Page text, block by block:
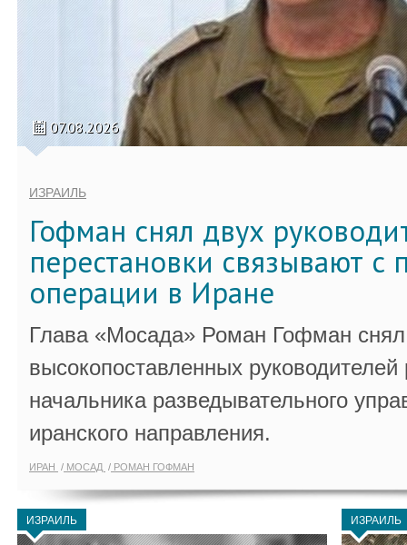
07.08.2026
ИЗРАИЛЬ
Гофман снял двух
перестановки связывают с
операции в Иране
Глава «Мосада» Роман Гофман снял
высокопоставленных
начальника разведывательного
иранского направления.
ИРАН МОСАД РОМАН ГОФМАН
ИЗРАИЛЬ ИЗРАИЛЬ